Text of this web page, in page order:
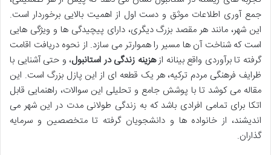
جمع آوری اطلاعات موثق و دست اول از اهمیت بالایی برخوردار است.
این شهر، مانند هر مقصد بزرگ دیگری، دارای پیچیدگی ها و ویژگی هایی
است که شناخت آن ها مسیر را هموارتر می سازد. از نحوه دریافت اقامت
گرفته تا برآوردی واقع بینانه ازهزینه زندگی در استانبول، و حتی آشنایی با
ظرایف فرهنگی مردم ترکیه، هر یک قطعه ای از این پازل بزرگ است. این
مقاله می کوشد تا با پوشش جامع و تحلیلی این سوالات، راهنمایی قابل
اتکا برای تمامی افرادی باشد که به زندگی طولانی مدت در این شهر می
اندیشند، از خانواده ها و دانشجویان گرفته تا متخصصین و سرمایه
گذاران.